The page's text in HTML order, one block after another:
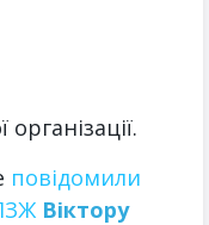
повідомили
Віктору